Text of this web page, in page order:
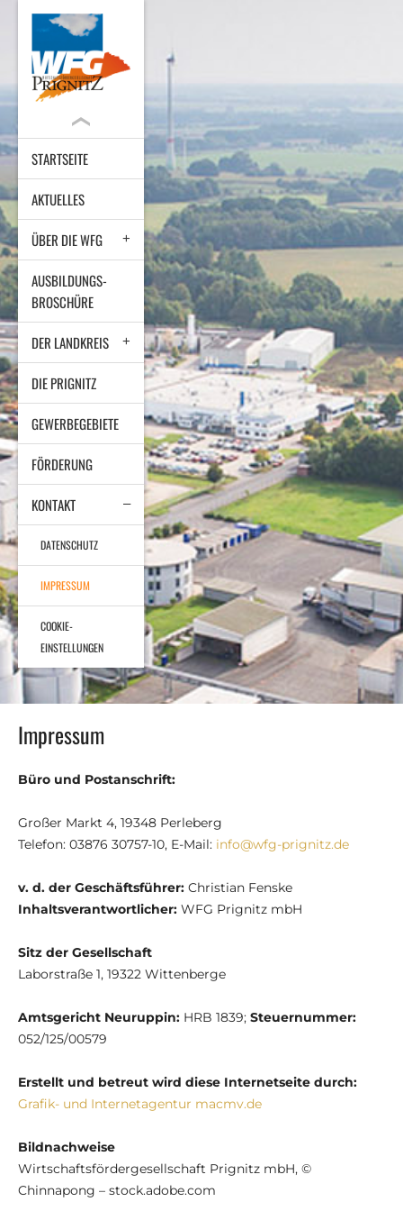
STARTSEITE
AKTUELLES
ÜBER DIE WFG
AUSBILDUNGS-
BROSCHÜRE
DER LANDKREIS
DIE PRIGNITZ
GEWERBEGEBIETE
FÖRDERUNG
KONTAKT
DATENSCHUTZ
IMPRESSUM
COOKIE-
EINSTELLUNGEN
Impressum
Büro und Postanschrift:
Großer Markt 4, 19348 Perleberg
Telefon: 03876 30757-10, E-Mail: info@wfg-prignitz.de
v. d. der Geschäftsführer: Christian Fenske
Inhaltsverantwortlicher: WFG Prignitz mbH
Sitz der Gesellschaft
Laborstraße 1, 19322 Wittenberge
Amtsgericht Neuruppin: HRB 1839; Steuernummer:
052/125/00579
Erstellt und betreut wird diese Internetseite durch:
Grafik- und Internetagentur macmv.de
Bildnachweise
Wirtschaftsfördergesellschaft Prignitz mbH, ©
Chinnapong – stock.adobe.com